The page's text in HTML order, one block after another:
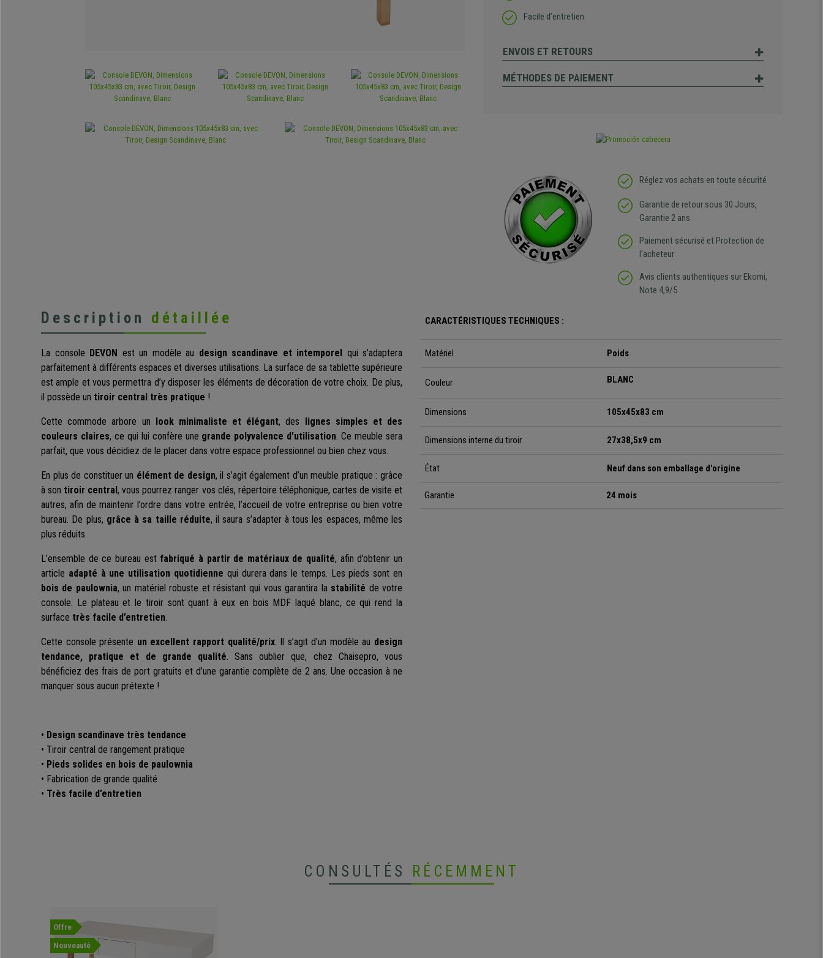
Facile d’entretien
ENVOIS ET RETOURS
MÉTHODES DE PAIEMENT
Réglez vos achats en toute sécurité
Garantie de retour sous 30 Jours,
Garantie 2 ans
Paiement sécurisé et Protection de
l'acheteur
Avis clients authentiques sur Ekomi,
Note 4,9/5
Description détaillée
La console DEVON est un modèle au design scandinave et intemporel qui s’adaptera
parfaitement à différents espaces et diverses utilisations. La surface de sa tablette supérieure
est ample et vous permettra d’y disposer les éléments de décoration de votre choix. De plus,
il possède un tiroir central très pratique !
Cette commode arbore un look minimaliste et élégant, des lignes simples et des
couleurs claires, ce qui lui confère une grande polyvalence d'utilisation. Ce meuble sera
parfait, que vous décidiez de le placer dans votre espace professionnel ou bien chez vous.
En plus de constituer un élément de design, il s’agit également d’un meuble pratique : grâce
à son tiroir central, vous pourrez ranger vos clés, répertoire téléphonique, cartes de visite et
autres, afin de maintenir l’ordre dans votre entrée, l’accueil de votre entreprise ou bien votre
bureau. De plus, grâce à sa taille réduite, il saura s’adapter à tous les espaces, même les
plus réduits.
L’ensemble de ce bureau est fabriqué à partir de matériaux de qualité, afin d’obtenir un
article adapté à une utilisation quotidienne qui durera dans le temps. Les pieds sont en
bois de paulownia, un matériel robuste et résistant qui vous garantira la stabilité de votre
console. Le plateau et le tiroir sont quant à eux en bois MDF laqué blanc, ce qui rend la
surface très facile d’entretien.
Cette console présente un excellent rapport qualité/prix. Il s’agit d’un modèle au design
tendance, pratique et de grande qualité. Sans oublier que, chez Chaisepro, vous
bénéficiez des frais de port gratuits et d’une garantie complète de 2 ans. Une occasion à ne
manquer sous aucun prétexte !
• Design scandinave très tendance
• Tiroir central de rangement pratique
• Pieds solides en bois de paulownia
• Fabrication de grande qualité
• Très facile d’entretien
CARACTÉRISTIQUES TECHNIQUES :
Matériel Poids
Couleur BLANC
Dimensions 105x45x83 cm
Dimensions interne du tiroir 27x38,5x9 cm
État Neuf dans son emballage d'origine
Garantie 24 mois
CONSULTÉS RÉCEMMENT
Offre
Nouveauté